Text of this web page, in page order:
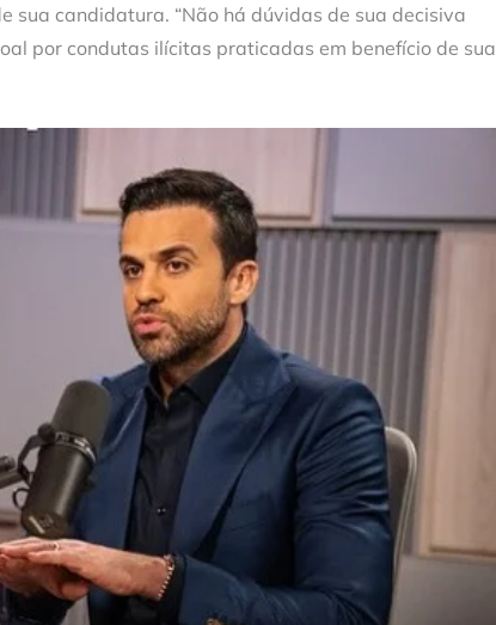
sua candidatura. “Não há dúvidas de sua decisiva
por condutas ilícitas praticadas em benefício de sua